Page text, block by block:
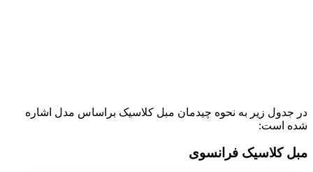
در جدول زیر به نحوه چیدمان مبل کلاسیک براساس مدل اشاره
شده است:
مبل کلاسیک فرانسوی